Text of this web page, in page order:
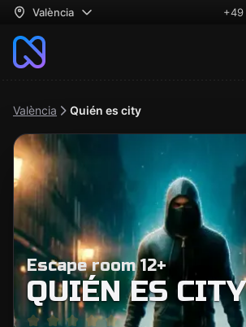
València
València Quién es city
Escape room 12+
QUIÉN ES CITY